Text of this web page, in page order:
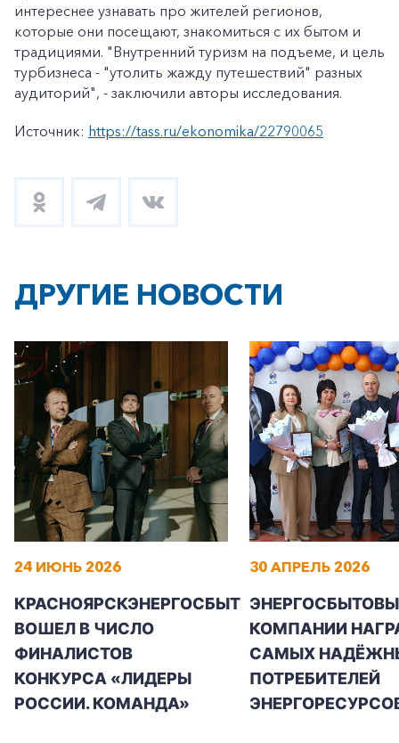
интереснее узнавать про жителей регионов,
которые они посещают, знакомиться с их бытом и
традициями. "Внутренний туризм на подъеме, и цель
турбизнеса - "утолить жажду путешествий" разных
аудиторий", - заключили авторы исследования.
Источник: https://tass.ru/ekonomika/22790065
ДРУГИЕ НОВОСТИ
24 ИЮНЬ 2026
КРАСНОЯРСКЭНЕРГОСБЫТ
ВОШЕЛ В ЧИСЛО
ФИНАЛИСТОВ
КОНКУРСА «ЛИДЕРЫ
РОССИИ. КОМАНДА»
30 АПРЕЛЬ 2026
КОМПАНИИ
САМЫХ
ПОТРЕБИТЕЛЕЙ